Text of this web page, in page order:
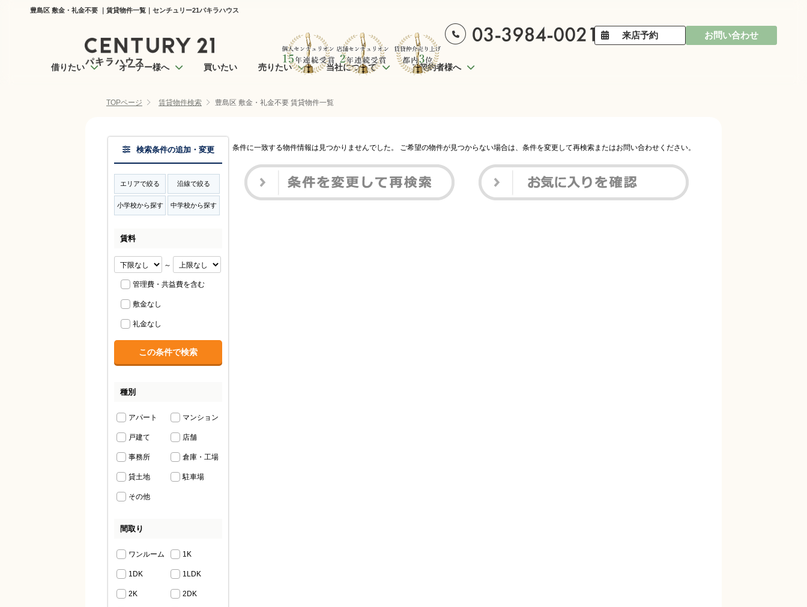
豊島区 敷金・礼金不要 ｜賃貸物件一覧｜センチュリー21パキラハウス
来店予約 お問い合わせ
借りたい オーナー様へ 買いたい 売りたい 当社について ご契約者様へ
TOPページ 賃貸物件検索 豊島区 敷金・礼金不要 賃貸物件一覧
条件に一致する物件情報は見つかりませんでした。 ご希望の物件が見つからない場合は、条件を変更して再検索またはお問い合わせください。
検索条件の追加・変更
エリアで絞る 沿線で絞る
小学校から探す 中学校から探す
賃料
～
管理費・共益費を含む
敷金なし
礼金なし
種別
アパート マンション
戸建て 店舗
事務所 倉庫・工場
貸土地 駐車場
その他
間取り
ワンルーム 1K
1DK 1LDK
2K 2DK